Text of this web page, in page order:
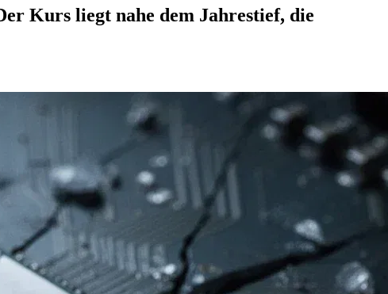
Kurs liegt nahe dem Jahrestief, die